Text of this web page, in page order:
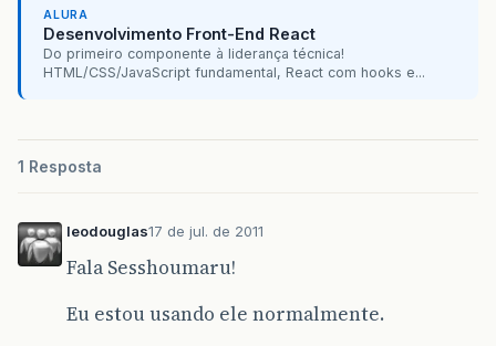
public
IllegalArgumentException
for
(Field field : clazz.getDeclaredFields
if
(( field . getAnnotation ( Id. class
if (privateField.get(clazz.cast(
}
}
}
ALURA
Desenvolvimento Front-End React
Do primeiro componente à liderança técnica!
HTML/CSS/JavaScript fundamental, React com hooks e...
1 Resposta
leodouglas17 de jul. de 2011
Fala Sesshoumaru!
Eu estou usando ele normalmente.